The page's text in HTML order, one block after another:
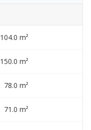
104.0 m²
150.0 m²
78.0 m²
71.0 m²